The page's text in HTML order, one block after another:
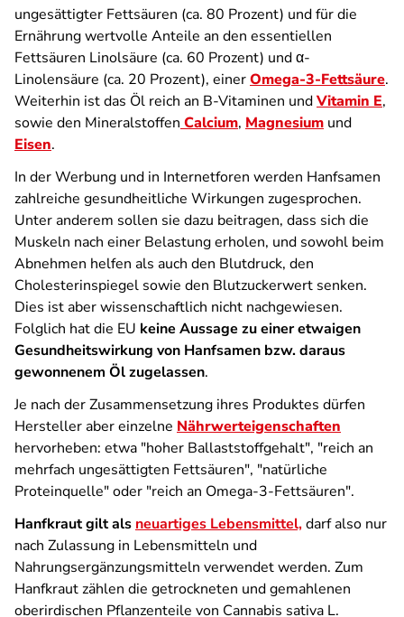
ungesättigter Fettsäuren (ca. 80 Prozent) und für die
Ernährung wertvolle Anteile an den essentiellen
Fettsäuren Linolsäure (ca. 60 Prozent) und α-
Linolensäure (ca. 20 Prozent), einerOmega-3-Fettsäure.
Weiterhin ist das Öl reich an B-Vitaminen undVitamin E,
sowie den Mineralstoffen Calcium, Magnesium und
Eisen.
In der Werbung und in Internetforen werden Hanfsamen
zahlreiche gesundheitliche Wirkungen zugesprochen.
Unter anderem sollen sie dazu beitragen, dass sich die
Muskeln nach einer Belastung erholen, und sowohl beim
Abnehmen helfen als auch den Blutdruck, den
Cholesterinspiegel sowie den Blutzuckerwert senken.
Dies ist aber wissenschaftlich nicht nachgewiesen.
Folglich hat die EU keine Aussage zu einer etwaigen
Gesundheitswirkung von Hanfsamen bzw. daraus
gewonnenem Öl zugelassen.
Je nach der Zusammensetzung ihres Produktes dürfen
Hersteller aber einzelne Nährwerteigenschaften
hervorheben: etwa "hoher Ballaststoffgehalt", "reich an
mehrfach ungesättigten Fettsäuren", "natürliche
Proteinquelle" oder "reich an Omega-3-Fettsäuren".
Hanfkraut gilt als neuartiges Lebensmittel,darf also nur
nach Zulassung in Lebensmitteln und
Nahrungsergänzungsmitteln verwendet werden. Zum
Hanfkraut zählen die getrockneten und gemahlenen
oberirdischen Pflanzenteile von Cannabis sativa L.